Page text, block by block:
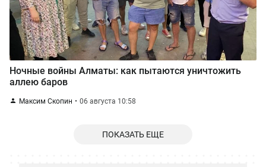
Ночные войны Алматы: как пытаются уничтожить
аллею баров
Максим Скопин 06 августа 10:58
ПОКАЗАТЬ ЕЩЕ